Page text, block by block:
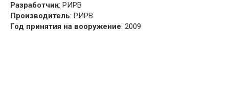
Разработчик: РИРВ
Производитель: РИРВ
Год принятия на вооружение: 2009